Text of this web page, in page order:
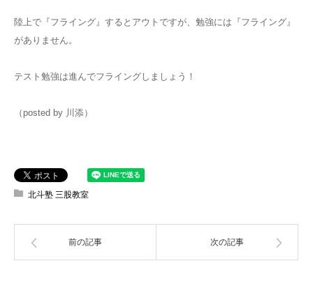
陸上で『フライング』するとアウトですが、勉強には『フライング』
がありません。
テスト勉強は進んでフライングしましょう！
（posted by 川添）
北斗塾 三股教室
前の記事 次の記事